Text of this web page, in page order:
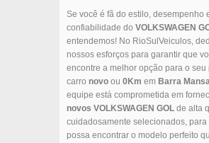
Se você é fã do estilo, desempenho
confiabilidade do VOLKSWAGEN
entendemos! No RioSulVeiculos,
nossos esforços para garantir que
encontre a melhor opção para o seu
carro novo ou 0Km em Barra
equipe está comprometida em
novos VOLKSWAGEN GOL de alta
cuidadosamente selecionados, para
possa encontrar o modelo perfeito